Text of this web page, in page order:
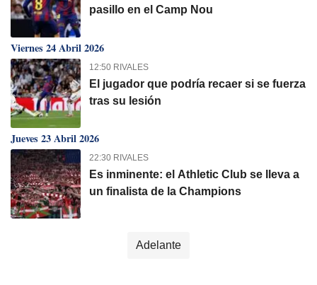
pasillo en el Camp Nou
Viernes 24 Abril 2026
12:50 RIVALES
El jugador que podría recaer si se fuerza
tras su lesión
Jueves 23 Abril 2026
22:30 RIVALES
Es inminente: el Athletic Club se lleva a
un finalista de la Champions
Adelante